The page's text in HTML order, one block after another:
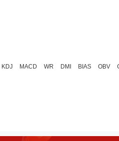
KDJ MACD WR DMI BIAS OBV